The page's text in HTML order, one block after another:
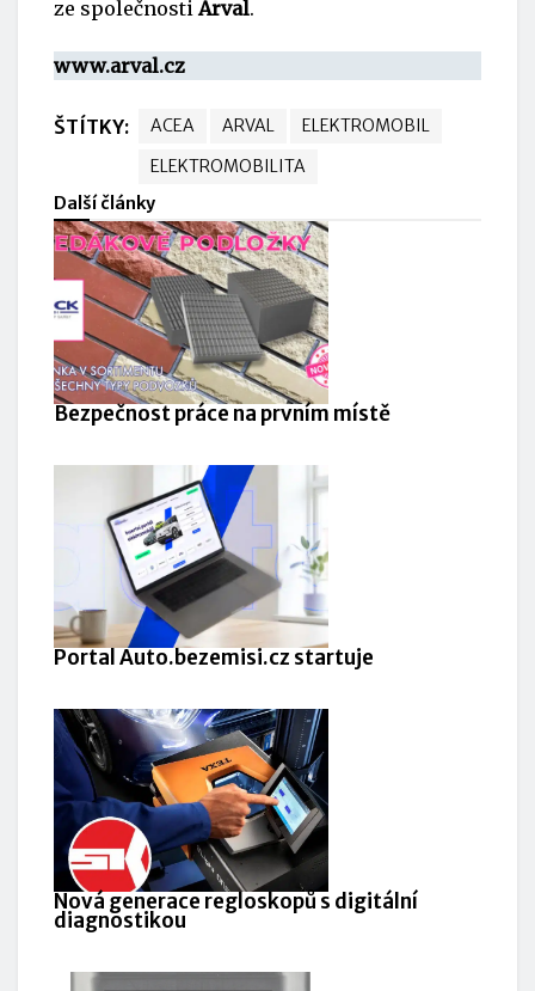
ze společnosti Arval.
www.arval.cz
ŠTÍTKY: ACEA ARVAL
ELEKTROMOBIL
ELEKTROMOBILITA
Další články
Bezpečnost práce na prvním místě
Portal Auto.bezemisi.cz startuje
Nová generace regloskopů s digitální
diagnostikou